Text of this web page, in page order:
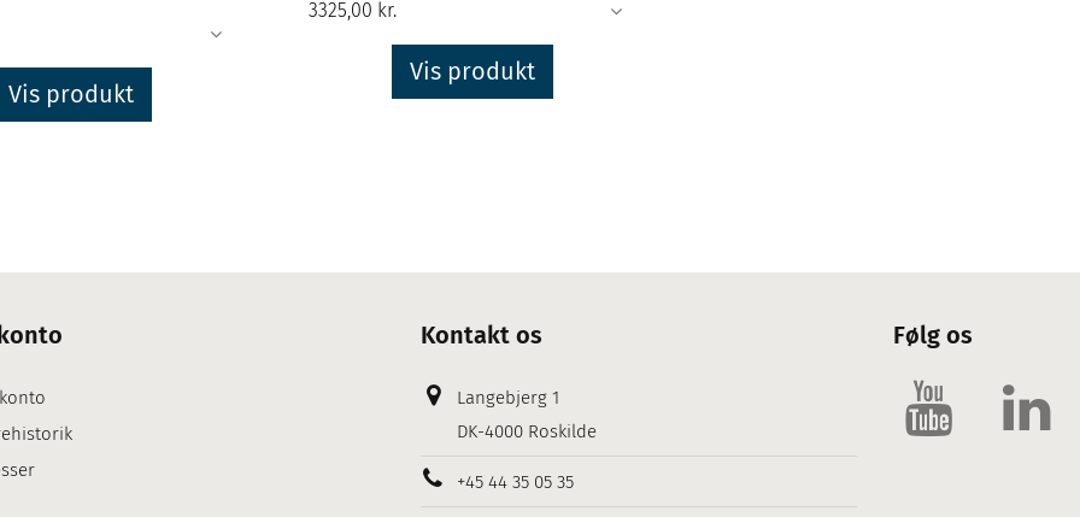
Vis produkt
Vis produkt
Kontakt os
Langebjerg 1
DK-4000 Roskilde
+45 44 35 05 35
Følg os